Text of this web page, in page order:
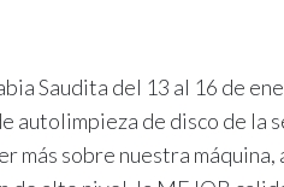
Saudita del 13 al 16 de
de disco de la
sobre nuestra